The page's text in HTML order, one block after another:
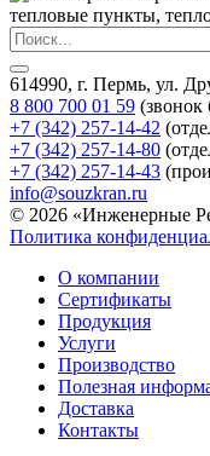
614990, г. Пермь, ул.
8 800 700 01 59 (звонок
+7 (342) 257-14-42
+7 (342) 257-14-80
+7 (342) 257-14-43
info@souzkran.ru
© 2026 «Инженерные
Политика
О компании
Сертификаты
Продукция
Услуги
Производство
Полезная
Доставка
Контакты